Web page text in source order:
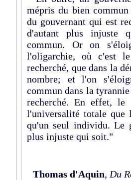
mépris du bien
du gouvernant qui est
d'autant plus injuste
commun. Or on
l'oligarchie, où c'est
recherché, que dans la
nombre; et l'on
commun dans la
recherché. En effet, le
l'universalité totale
qu'un seul individu. Le
plus injuste qui soit."
Thomas d'Aquin, Du